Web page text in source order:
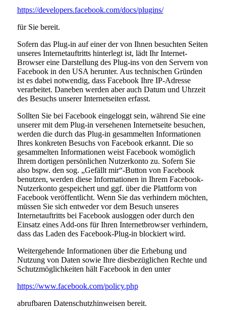
https://developers.facebook.com/docs/plugins/
für Sie bereit.
Sofern das Plug-in auf einer der von Ihnen besuchten Seiten
unseres Internetauftritts hinterlegt ist, lädt Ihr Internet-
Browser eine Darstellung des Plug-ins von den Servern von
Facebook in den USA herunter. Aus technischen Gründen
ist es dabei notwendig, dass Facebook Ihre IP-Adresse
verarbeitet. Daneben werden aber auch Datum und Uhrzeit
des Besuchs unserer Internetseiten erfasst.
Sollten Sie bei Facebook eingeloggt sein, während Sie eine
unserer mit dem Plug-in versehenen Internetseite besuchen,
werden die durch das Plug-in gesammelten Informationen
Ihres konkreten Besuchs von Facebook erkannt. Die so
gesammelten Informationen weist Facebook womöglich
Ihrem dortigen persönlichen Nutzerkonto zu. Sofern Sie
also bspw. den sog. „Gefällt mir“-Button von Facebook
benutzen, werden diese Informationen in Ihrem Facebook-
Nutzerkonto gespeichert und ggf. über die Plattform von
Facebook veröffentlicht. Wenn Sie das verhindern möchten,
müssen Sie sich entweder vor dem Besuch unseres
Internetauftritts bei Facebook ausloggen oder durch den
Einsatz eines Add-ons für Ihren Internetbrowser verhindern,
dass das Laden des Facebook-Plug-in blockiert wird.
Weitergehende Informationen über die Erhebung und
Nutzung von Daten sowie Ihre diesbezüglichen Rechte und
Schutzmöglichkeiten hält Facebook in den unter
https://www.facebook.com/policy.php
abrufbaren Datenschutzhinweisen bereit.